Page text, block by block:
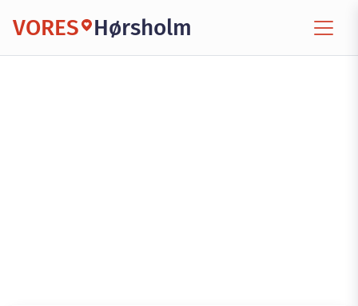
VORES Hørsholm